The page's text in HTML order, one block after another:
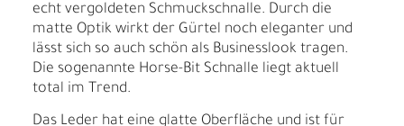
echt vergoldeten Schmuckschnalle. Durch die
matte Optik wirkt der Gürtel noch eleganter und
lässt sich so auch schön als Businesslook tragen.
Die sogenannte Horse-Bit Schnalle liegt aktuell
total im Trend.
Das Leder hat eine glatte Oberfläche und ist für